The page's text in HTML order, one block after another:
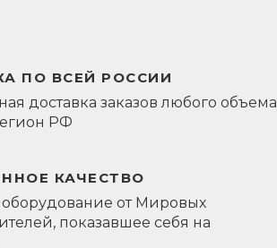
ПО ВСЕЙ РОССИИ
доставка заказов любого объема
РФ
КАЧЕСТВО
оборудование от Мировых
показавшее себя на